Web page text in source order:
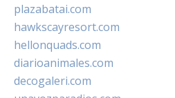
plazabatai.com
hawkscayresort.com
hellonquads.com
diarioanimales.com
decogaleri.com